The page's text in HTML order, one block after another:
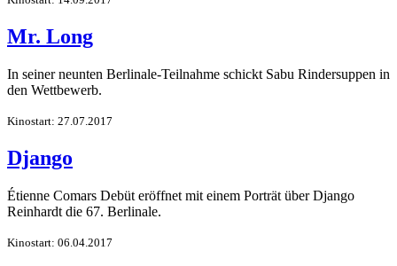
Mr. Long
In seiner neunten Berlinale-Teilnahme schickt Sabu Rindersuppen in
den Wettbewerb.
Kinostart: 27.07.2017
Django
Étienne Comars Debüt eröffnet mit einem Porträt über Django
Reinhardt die 67. Berlinale.
Kinostart: 06.04.2017